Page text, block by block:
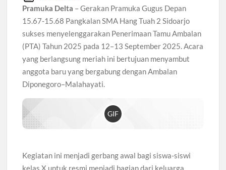
Pramuka Delta – Gerakan Pramuka Gugus Depan
15.67-15.68 Pangkalan SMA Hang Tuah 2 Sidoarjo
sukses menyelenggarakan Penerimaan Tamu Ambalan
(PTA) Tahun 2025 pada 12–13 September 2025. Acara
yang berlangsung meriah ini bertujuan menyambut
anggota baru yang bergabung dengan Ambalan
Diponegoro–Malahayati.
GIF
Kegiatan ini menjadi gerbang awal bagi siswa-siswi
kelas X untuk resmi menjadi bagian dari keluarga